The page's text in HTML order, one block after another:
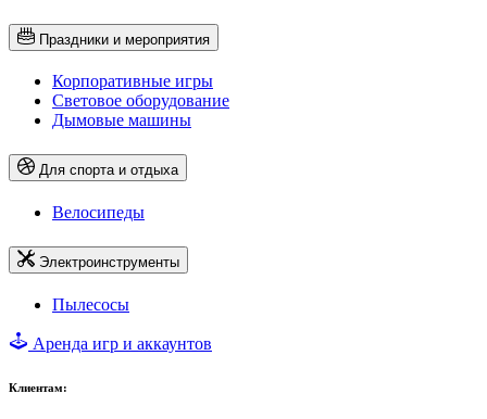
Праздники и мероприятия
Корпоративные игры
Световое оборудование
Дымовые машины
Для спорта и отдыха
Велосипеды
Электроинструменты
Пылесосы
Аренда игр и аккаунтов
Клиентам: